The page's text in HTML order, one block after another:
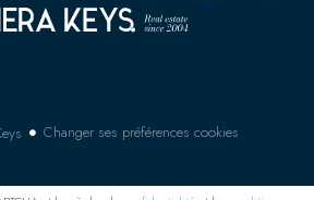
Changer ses préférences cookies